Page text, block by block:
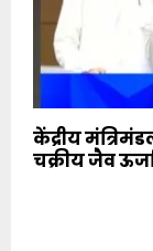
केंद्रीय
चक्रीय जैव